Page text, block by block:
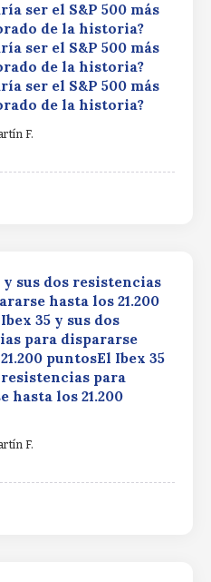
ser el S&P 500 más
de la historia?
ser el S&P 500 más
de la historia?
ser el S&P 500 más
de la historia?
F.
y sus dos resistencias
hasta los 21.200
35 y sus dos
para dispararse
puntosEl Ibex 35
resistencias para
hasta los 21.200
F.